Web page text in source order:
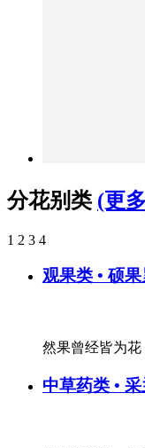
分花别类 (更
1 2 3 4
观果类 • 硕
然果曾经皆为
中草药类 •